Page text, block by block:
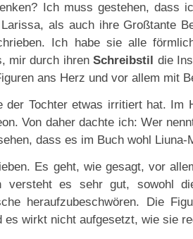
Ich muss gestehen, dass
als auch ihre Großtante
Ich habe sie alle
mir durch ihrenSchreibstil die
ans Herz und vor allem mit
Tochter etwas irritiert hat. Im
Von daher dachte ich: Wer
dass es im Buch wohl Liuna-
Es geht, wie gesagt, vor
versteht es sehr gut, sowohl
heraufzubeschwören. Die
wirkt nicht aufgesetzt, wie sie